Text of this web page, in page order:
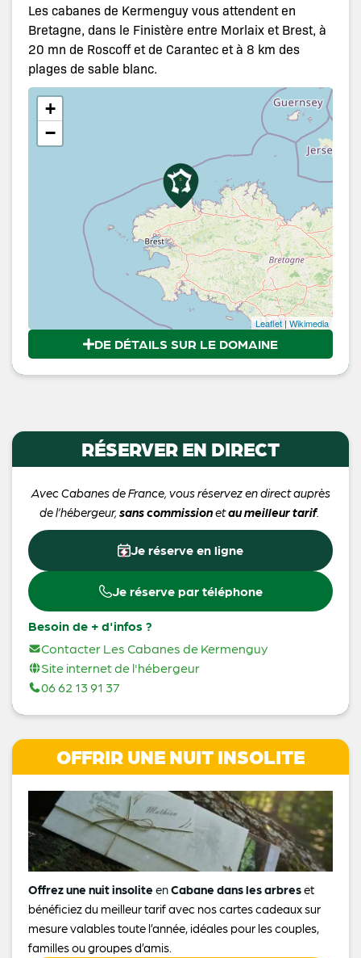
Les cabanes de Kermenguy vous attendent en
Bretagne, dans le Finistère entre Morlaix et Brest, à
20 mn de Roscoff et de Carantec et à 8 km des
plages de sable blanc.
+
−
Leaflet|Wikimedia
DE DÉTAILS SUR LE DOMAINE
RÉSERVER EN DIRECT
Avec Cabanes de France, vous réservez en direct auprès
de l’hébergeur, sans commissionetau meilleur tarif.
Je réserve en ligne
Je réserve par téléphone
Besoin de + d'infos ?
Contacter Les Cabanes de Kermenguy
Site internet de l'hébergeur
06 62 13 91 37
OFFRIR UNE NUIT INSOLITE
Offrez une nuit insolite enCabane dans les arbreset
bénéficiez du meilleur tarif avec nos cartes cadeaux sur
mesure valables toute l’année, idéales pour les couples,
familles ou groupes d’amis.